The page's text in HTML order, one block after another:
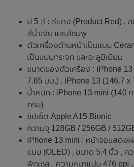
มี 5 สี : สีแดง (Product Red) , ส
สีน้ำเงิน และสีชมพู
ตัวเครื่องด้านหน้าเป็นแบบ
เป็นแบบกระจก และอะลูมิเนียม
ขนาดของตัวเครื่อง : iPhone
7.65 มม.) , iPhone 13 (146.7 x
น้ำหนัก : iPhone 13 mini (140
กรัม)
ซิปเซ็ต Apple A15 Bionic
ความจุ 128GB / 256GB /
iPhone 13 mini : หน้าจอแสดง
แบบ (OLED) , ขนาด 5.4 นิ้ว , ค
พิกเซล , ความหนาแน่น 476 ppi